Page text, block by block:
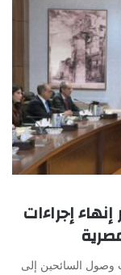
إجراءات
وصول السائحين إلى